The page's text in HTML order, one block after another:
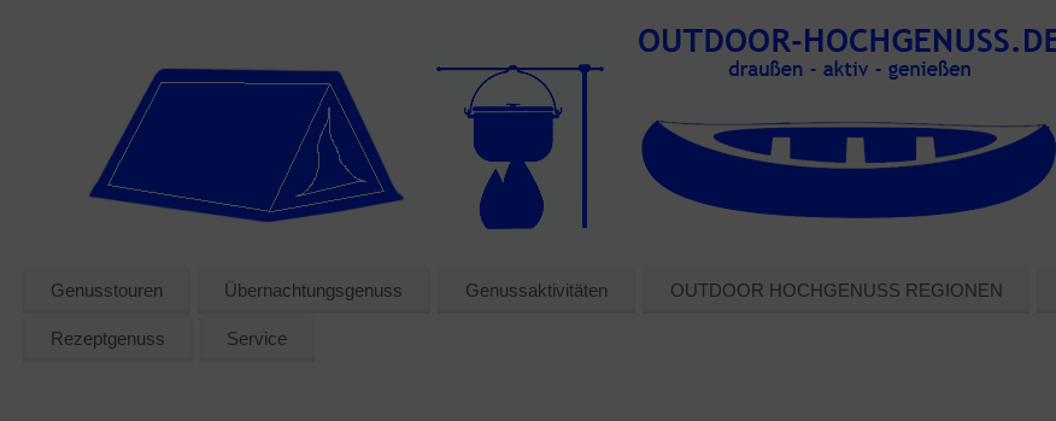
Genusstouren Übernachtungsgenuss Genussaktivitäten OUTDOOR HOCHGENUSS REGIONEN
Rezeptgenuss Service